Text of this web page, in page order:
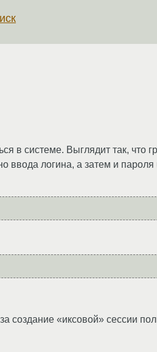
в системе. Выглядит так, что
ввода логина, а затем и пароля
создание «иксовой» сессии